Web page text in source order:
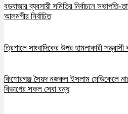
বড়বাজার ব্যবসায়ী সমিতির নির্বাচনে
আলমগীর নির্বাচিত
ত্রিশালে সাংবাদিকের উপর হামলাকারী
কিশোরগঞ্জ সৈয়দ নজরুল ইসলাম মেডিকেলে
বিভাগের সকল সেবা বন্ধ